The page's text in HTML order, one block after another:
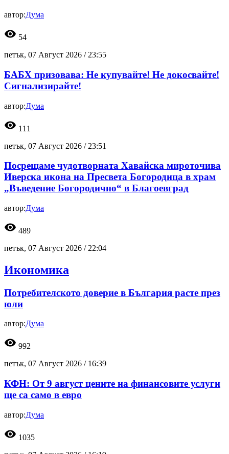
автор:Дума
visibility 54
петък, 07 Август 2026 / 23:55
БАБХ призовава: Не купувайте! Не докосвайте!
Сигнализирайте!
автор:Дума
visibility 111
петък, 07 Август 2026 / 23:51
Посрещаме чудотворната Хавайска мироточива
Иверска икона на Пресвета Богородица в храм
„Въведение Богородично“ в Благоевград
автор:Дума
visibility 489
петък, 07 Август 2026 / 22:04
Икономика
Потребителското доверие в България расте през
юли
автор:Дума
visibility 992
петък, 07 Август 2026 / 16:39
КФН: От 9 август цените на финансовите услуги
ще са само в евро
автор:Дума
visibility 1035